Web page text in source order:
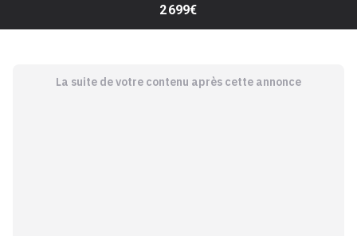
2 699€
La suite de votre contenu après cette annonce